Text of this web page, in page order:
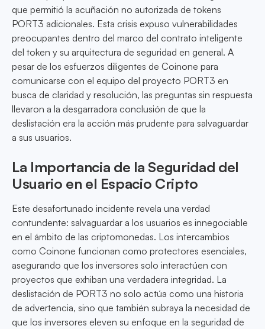
que permitió la acuñación no autorizada de tokens
PORT3 adicionales. Esta crisis expuso vulnerabilidades
preocupantes dentro del marco del contrato inteligente
del token y su arquitectura de seguridad en general. A
pesar de los esfuerzos diligentes de Coinone para
comunicarse con el equipo del proyecto PORT3 en
busca de claridad y resolución, las preguntas sin respuesta
llevaron a la desgarradora conclusión de que la
deslistación era la acción más prudente para salvaguardar
a sus usuarios.
La Importancia de la Seguridad del
Usuario en el Espacio Cripto
Este desafortunado incidente revela una verdad
contundente: salvaguardar a los usuarios es innegociable
en el ámbito de las criptomonedas. Los intercambios
como Coinone funcionan como protectores esenciales,
asegurando que los inversores solo interactúen con
proyectos que exhiban una verdadera integridad. La
deslistación de PORT3 no solo actúa como una historia
de advertencia, sino que también subraya la necesidad de
que los inversores eleven su enfoque en la seguridad de